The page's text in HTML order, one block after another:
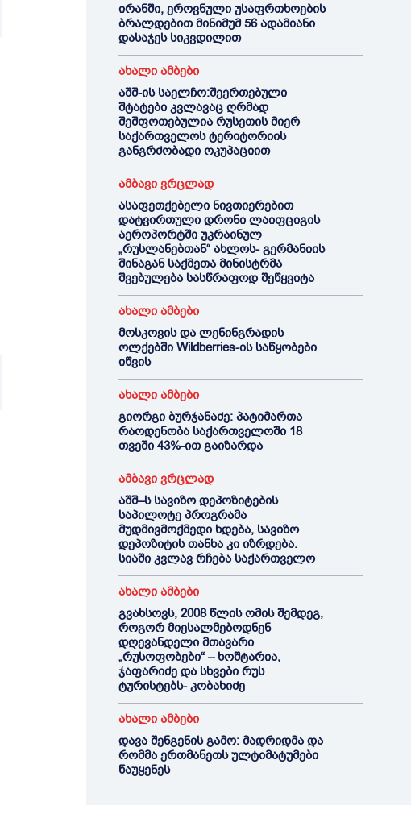
ირანში, ეროვნული უსაფრთხოების
ბრალდებით მინიმუმ 56 ადამიანი
დასაჯეს სიკვდილით
ახალი ამბები
აშშ-ის საელჩო:შეერთებული
შტატები კვლავაც ღრმად
შეშფოთებულია რუსეთის მიერ
საქართველოს ტერიტორიის
განგრძობადი ოკუპაციით
ამბავი ვრცლად
ასაფეთქებელი ნივთიერებით
დატვირთული დრონი ლაიფციგის
აეროპორტში უკრაინულ
„რუსლანებთან“ ახლოს- გერმანიის
შინაგან საქმეთა მინისტრმა
შვებულება სასწრაფოდ შეწყვიტა
ახალი ამბები
მოსკოვის და ლენინგრადის
ოლქებში Wildberries-ის საწყობები
იწვის
ახალი ამბები
გიორგი ბურჯანაძე: პატიმართა
რაოდენობა საქართველოში 18
თვეში 43%-ით გაიზარდა
ამბავი ვრცლად
აშშ–ს სავიზო დეპოზიტების
საპილოტე პროგრამა
მუდმივმოქმედი ხდება, სავიზო
დეპოზიტის თანხა კი იზრდება.
სიაში კვლავ რჩება საქართველო
ახალი ამბები
გვახსოვს, 2008 წლის ომის შემდეგ,
როგორ მიესალმებოდნენ
დღევანდელი მთავარი
„რუსოფობები“ – ხოშტარია,
ჯაფარიძე და სხვები რუს
ტურისტებს- კობახიძე
ახალი ამბები
დავა შენგენის გამო: მადრიდმა და
რომმა ერთმანეთს ულტიმატუმები
წაუყენეს